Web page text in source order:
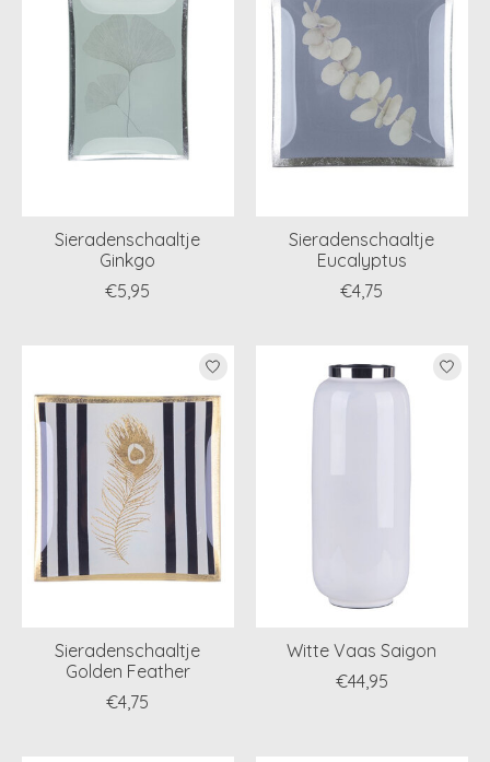
Sieradenschaaltje
Ginkgo
€5,95
Sieradenschaaltje
Eucalyptus
€4,75
Sieradenschaaltje
Golden Feather
€4,75
Witte Vaas Saigon
€44,95